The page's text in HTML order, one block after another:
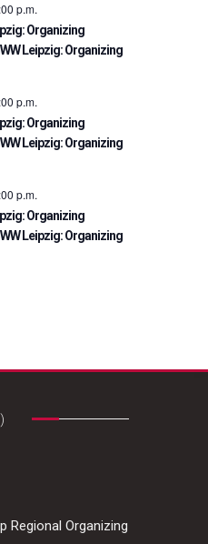
p.m.
Organizing
Leipzig: Organizing
p.m.
Organizing
Leipzig: Organizing
p.m.
Organizing
Leipzig: Organizing
Regional Organizing